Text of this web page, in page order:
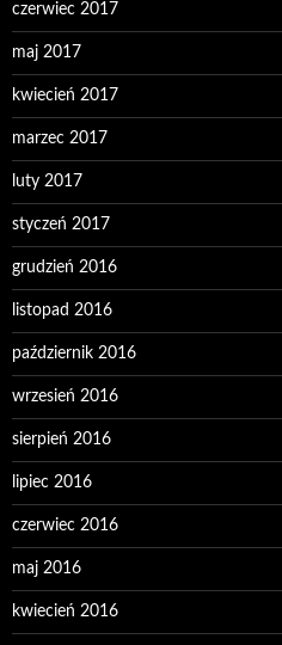
czerwiec 2017
maj 2017
kwiecień 2017
marzec 2017
luty 2017
styczeń 2017
grudzień 2016
listopad 2016
październik 2016
wrzesień 2016
sierpień 2016
lipiec 2016
czerwiec 2016
maj 2016
kwiecień 2016